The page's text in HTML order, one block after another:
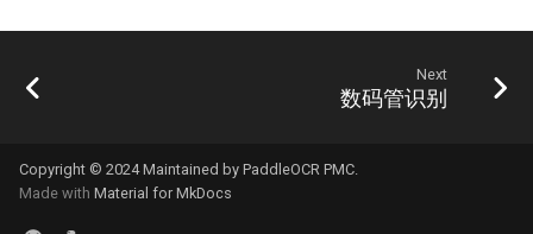
Next
数码管识别
Copyright © 2024 Maintained by PaddleOCR PMC.
Made with Material for MkDocs